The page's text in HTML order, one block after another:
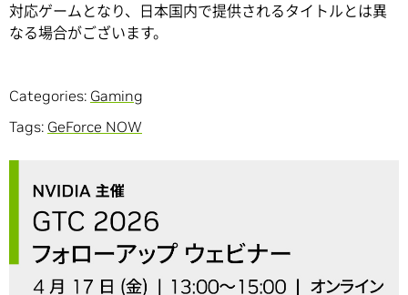
対応ゲームとなり、日本国内で提供されるタイトルとは異
なる場合がございます。
Categories: Gaming
Tags: GeForce NOW